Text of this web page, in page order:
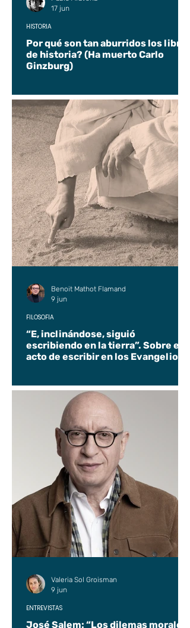
Por qué son tan aburridos los libros
de historia? (Ha muerto Carlo
Ginzburg)
HISTORIA
17 jun
“E, inclinándose, siguió
escribiendo en la tierra”. Sobre el
acto de escribir en los Evangelios.
FILOSOFÍA
Benoit Mathot Flamand
9 jun
José Salem: “Los dilemas morales
ENTREVISTAS
Valeria Sol Groisman
9 jun